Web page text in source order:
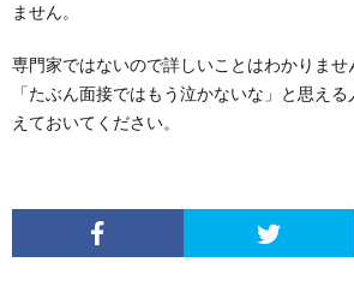
ません。
専門家ではないので詳しいことはわかりま
「たぶん面接ではもう泣かないな」と思え
えておいてください。